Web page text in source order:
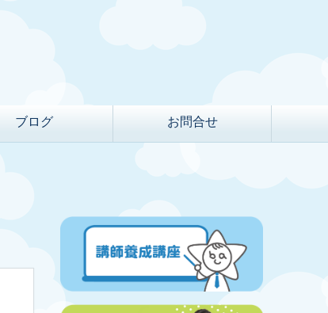
ブログ お問合せ